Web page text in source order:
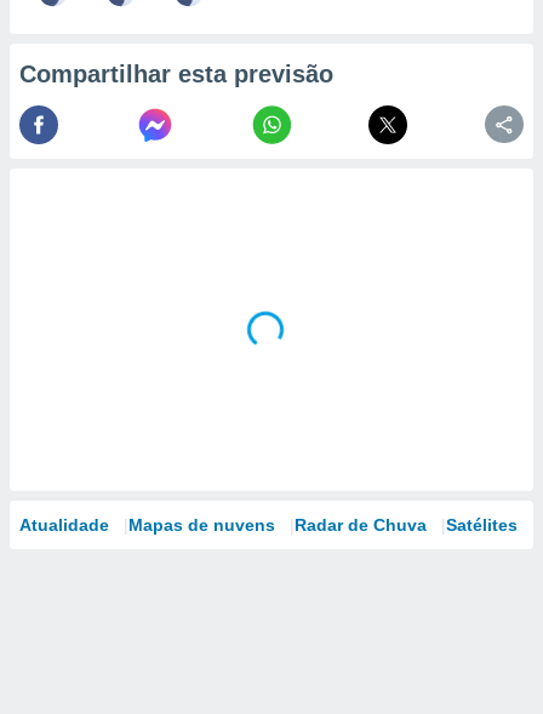
Compartilhar esta previsão
Atualidade Mapas de nuvens Radar de Chuva Satélites